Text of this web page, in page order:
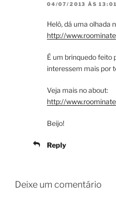
04/07/2013 ÀS 13:01
Helô, dá uma olhada
http://
É um brinquedo feito
interessem mais por
Veja mais no about:
http://
Beijo!
Reply
Deixe um comentário